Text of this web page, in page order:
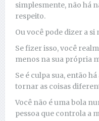
simplesmente, não há
respeito.
Ou você pode dizer a si
Se fizer isso, você
menos na sua própria
Se é culpa sua, então
tornar as coisas
Você não é uma bola
pessoa que controla a